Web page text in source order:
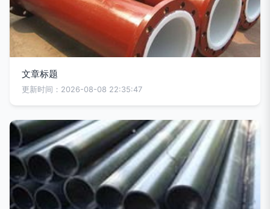
文章标题
更新时间：2026-08-08 22:35:47